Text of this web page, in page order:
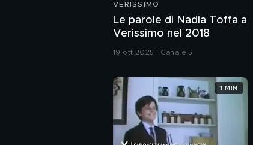
VERISSIMO
Le parole di Nadia Toffa a
Verissimo nel 2018
19 ott 2025 | Canale 5
1 MIN